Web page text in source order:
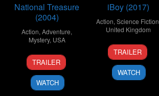
National Treasure
(2004)
Action, Adventure,
Mystery, USA
19
Nov
2004
Jon
Turteltaub
TRAILER
WATCH
iBoy (2017)
Action, Science Fiction
United Kingdom
27
Jan
2017
Adam
Randall
TRAILER
WATCH